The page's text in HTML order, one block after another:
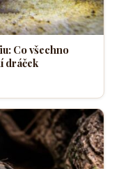
Co všechno
dráček